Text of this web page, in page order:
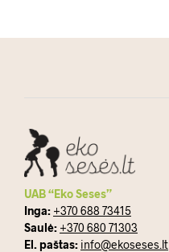
UAB “Eko Seses”
Inga: +370 688 73415
Saulė: +370 680 71303
El. paštas: info@ekoseses.lt